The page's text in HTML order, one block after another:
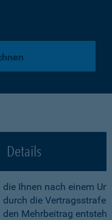
Details
die Ihnen nach einem
durch die Vertragsstrafe
den Mehrbeitrag